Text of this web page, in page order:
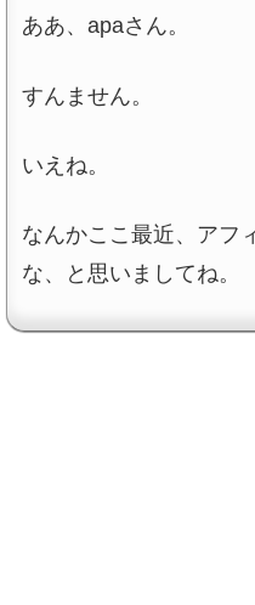
ああ、apaさん。
すんません。
いえね。
なんかここ最近、アフ
な、と思いましてね。